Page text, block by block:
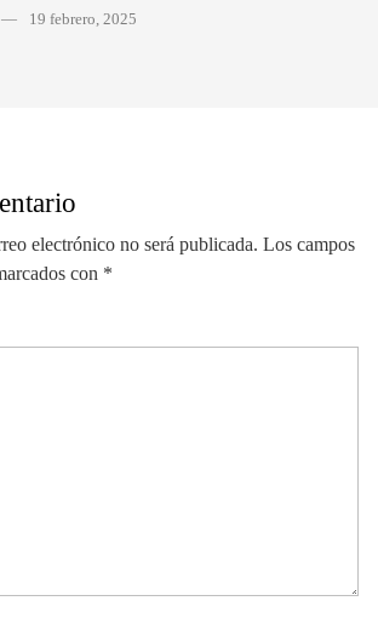
19 febrero, 2025
electrónico no será publicada. Los campos
con *